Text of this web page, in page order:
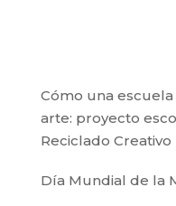
Cómo una
arte: proyecto
Reciclado Creativo
Día Mundial de la